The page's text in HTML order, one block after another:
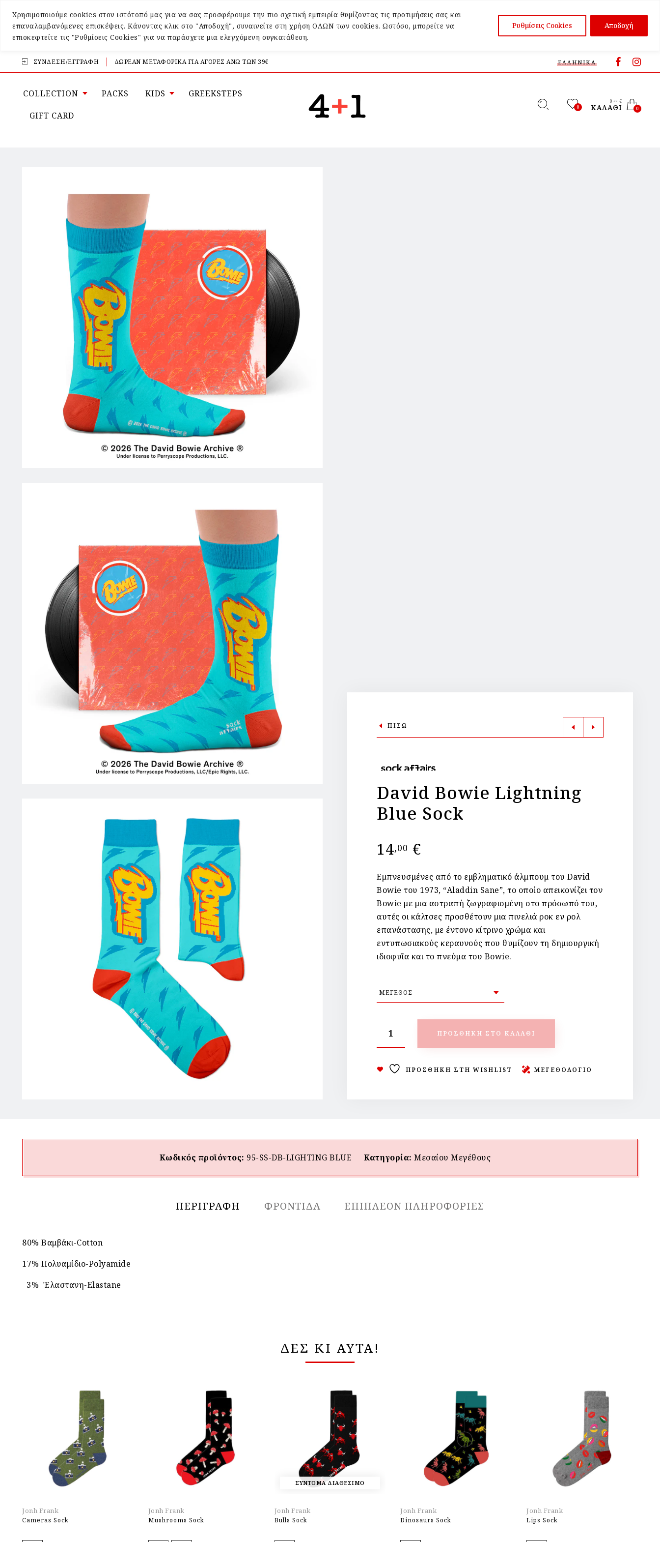
Χρησιμοποιούμε cookies στον ιστότοπό μας για να σας προσφέρουμε την πιο σχετική εμπειρία θυμίζοντας τις προτιμήσεις σας και
επαναλαμβανόμενες επισκέψεις. Κάνοντας κλικ στο "Αποδοχή", συναινείτε στη χρήση ΟΛΩΝ των cookies. Ωστόσο, μπορείτε να
επισκεφτείτε τις "Ρυθμίσεις Cookies" για να παράσχετε μια ελεγχόμενη συγκατάθεση.
Ρυθμίσεις Cookies Αποδοχή
ΣΎΝΔΕΣΗ/ΕΓΓΡΑΦΉ ΔΩΡΕΑΝ ΜΕΤΑΦΟΡΙΚΑ ΓΙΑ ΑΓΟΡΕΣ ΑΝΩ ΤΩΝ 39€ ΕΛΛΗΝΙΚΆ
COLLECTION PACKS KIDS GREEKSTEPS
GIFT CARD
0
0 ,00 €
ΚΑΛΆΘΙ 0
ΠΙΣΩ
David Bowie Lightning
Blue Sock
14,00 €
Εμπνευσμένες από το εμβληματικό άλμπουμ του David
Bowie του 1973, “Aladdin Sane”, το οποίο απεικονίζει τον
Bowie με μια αστραπή ζωγραφισμένη στο πρόσωπό του,
αυτές οι κάλτσες προσθέτουν μια πινελιά ροκ εν ρολ
επανάστασης, με έντονο κίτρινο χρώμα και
εντυπωσιακούς κεραυνούς που θυμίζουν τη δημιουργική
ιδιοφυΐα και το πνεύμα του Bowie.
ΠΡΟΣΘΉΚΗ ΣΤΟ ΚΑΛΆΘΙ
ΠΡΟΣΘΉΚΗ ΣΤΗ WISHLIST ΜΕΓΕΘΟΛΟΓΙΟ
Κωδικός προϊόντος: 95-SS-DB-LIGHTING BLUE Κατηγορία:Μεσαίου Mεγέθους
ΠΕΡΙΓΡΑΦΉ ΦΡΟΝΤΙΔΑ ΕΠΙΠΛΈΟΝ ΠΛΗΡΟΦΟΡΊΕΣ
80% Βαμβάκι-Cotton
17% Πολυαμίδιο-Polyamide
3% Έλαστανη-Elastane
ΔΕΣ ΚΙ ΑΥΤΑ!
Jonh Frank
Cameras Sock
Jonh Frank
Mushrooms Sock
ΣΥΝΤΟΜΑ ΔΙΑΘΕΣΙΜΟ
Jonh Frank
Bulls Sock
Jonh Frank
Dinosaurs Sock
Jonh Frank
Lips Sock